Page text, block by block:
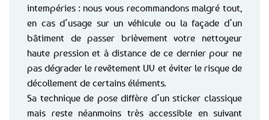
intempéries : nous vous recommandons malgré tout,
en cas d’usage sur un véhicule ou la façade d’un
bâtiment de passer brièvement votre nettoyeur
haute pression et à distance de ce dernier pour ne
pas dégrader le revêtement UV et éviter le risque de
décollement de certains éléments.
Sa technique de pose diffère d’un sticker classique
mais reste néanmoins très accessible en suivant